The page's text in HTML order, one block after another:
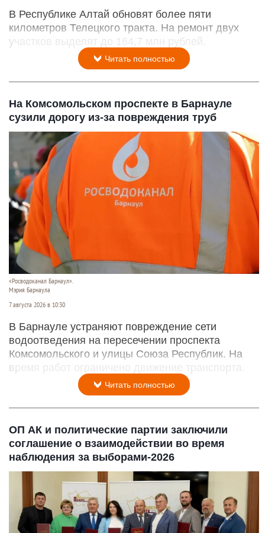
В Республике Алтай обновят более пяти
километров Телецкого тракта. На ремонт двух
участков выделят до 164,7 млн рублей.
Читать полностью
На Комсомольском проспекте в Барнауле
сузили дорогу из-за повреждения труб
«Росводоканал Барнаул».
Мэрия Барнаула
7 августа 2026 в 10:30
В Барнауле устраняют повреждение сети
водоотведения на пересечении проспекта
Комсомольского и улицы Союза Республик. На
время работ ограничено движение транспорта.
Читать полностью
ОП АК и политические партии заключили
соглашение о взаимодействии во время
наблюдения за выборами-2026